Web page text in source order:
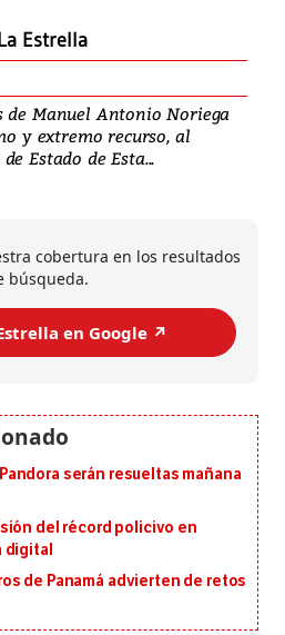
Estrella
de Manuel Antonio Noriega
y extremo recurso, al
Estado de Esta...
cobertura en los resultados
búsqueda.
en Google ↗️
serán resueltas mañana
del récord policivo en
digital
de Panamá advierten de retos